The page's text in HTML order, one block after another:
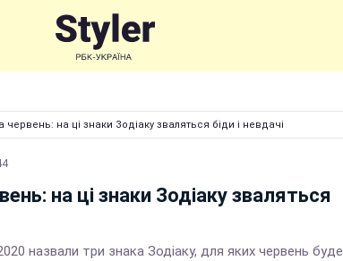
червень: на ці знаки Зодіаку зваляться біди і невдачі
на ці знаки Зодіаку зваляться
назвали три знака Зодіаку, для яких червень буде